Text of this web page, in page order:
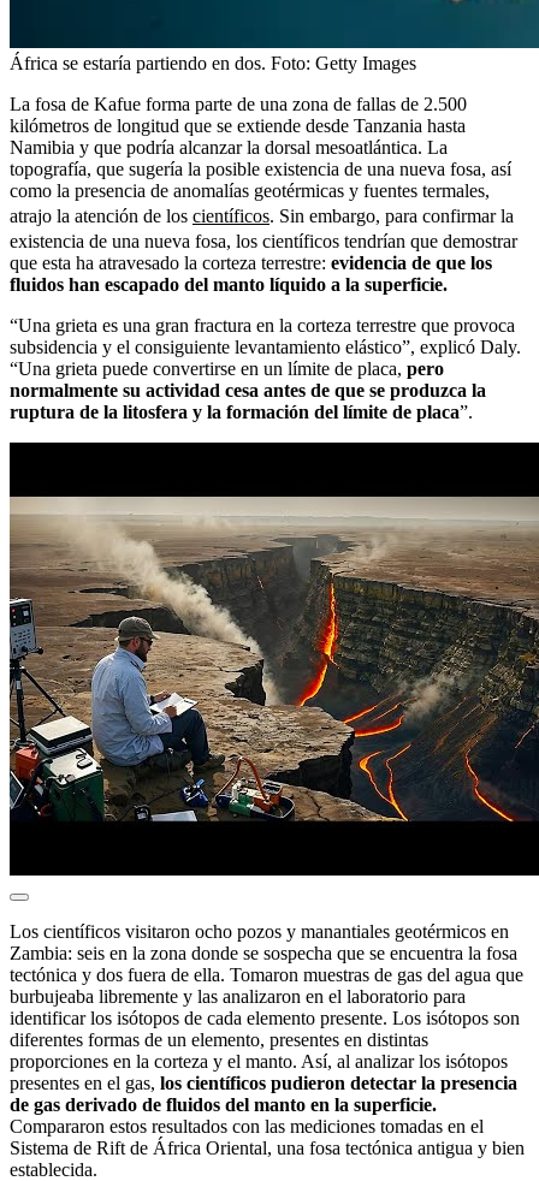
África se estaría partiendo en dos. Foto: Getty Images
La fosa de Kafue forma parte de una zona de fallas de 2.500
kilómetros de longitud que se extiende desde Tanzania hasta
Namibia y que podría alcanzar la dorsal mesoatlántica. La
topografía, que sugería la posible existencia de una nueva fosa, así
como la presencia de anomalías geotérmicas y fuentes termales,
atrajo la atención de los científicos. Sin embargo, para confirmar la
existencia de una nueva fosa, los científicos tendrían que demostrar
que esta ha atravesado la corteza terrestre: evidencia de que los
fluidos han escapado del manto líquido a la superficie.
“Una grieta es una gran fractura en la corteza terrestre que provoca
subsidencia y el consiguiente levantamiento elástico”, explicó Daly.
“Una grieta puede convertirse en un límite de placa, pero
normalmente su actividad cesa antes de que se produzca la
ruptura de la litosfera y la formación del límite de placa”.
Los científicos visitaron ocho pozos y manantiales geotérmicos en
Zambia: seis en la zona donde se sospecha que se encuentra la fosa
tectónica y dos fuera de ella. Tomaron muestras de gas del agua que
burbujeaba libremente y las analizaron en el laboratorio para
identificar los isótopos de cada elemento presente. Los isótopos son
diferentes formas de un elemento, presentes en distintas
proporciones en la corteza y el manto. Así, al analizar los isótopos
presentes en el gas, los científicos pudieron detectar la presencia
de gas derivado de fluidos del manto en la superficie.
Compararon estos resultados con las mediciones tomadas en el
Sistema de Rift de África Oriental, una fosa tectónica antigua y bien
establecida.